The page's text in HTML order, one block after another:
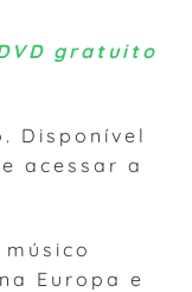
gratuito
Disponível
acessar a
Europa e